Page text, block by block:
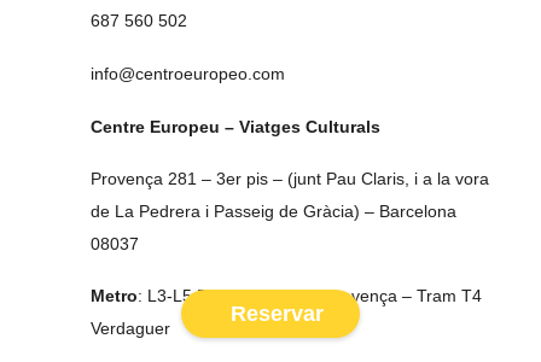
Reservar
687 560 502
info@centroeuropeo.com
Centre Europeu – Viatges Culturals
Provença 281 – 3er pis – (junt Pau Claris, i a la vora
de La Pedrera i Passeig de Gràcia) – Barcelona
08037
Metro: L3-L5 Diagonal – FGC Provença – Tram T4
Verdaguer